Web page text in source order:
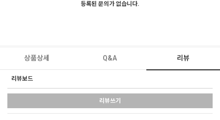
등록된 문의가 없습니다.
상품상세 Q&A 리뷰
리뷰보드
리뷰쓰기